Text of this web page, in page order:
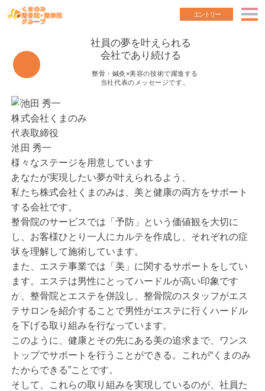
エントリー
社員の夢を叶えられる
会社であり続ける
整骨・鍼灸×美容の技術で躍進する
当社代表のメッセージです。
株式会社くまのみ
代表取締役
池田 秀一
様々なステージを用意しています
あなたが実現したい夢が叶えられるよう、
私たち株式会社くまのみは、美と健康の両方をサポート
する会社です。
整骨院のサービスでは「予防」という価値観を大切に
し、お客様ひとり一人にカルテを作成し、それぞれの症
状を理解して施術しています。
また、エステ事業では「美」に関するサポートをしてい
ます。エステは男性にとってハードルが高い印象です
が、整骨院とエステを併設し、整骨院のスタッフがエス
テサロンを紹介することで男性がエステに行くハードル
を下げる取り組みを行なっています。
このように、健康とその先にある美の追求まで、ワンス
トップでサポートを行うことができる。これが“くまのみ
だからできる”ことです。
そして、これらの取り組みを実現しているのが、社員た